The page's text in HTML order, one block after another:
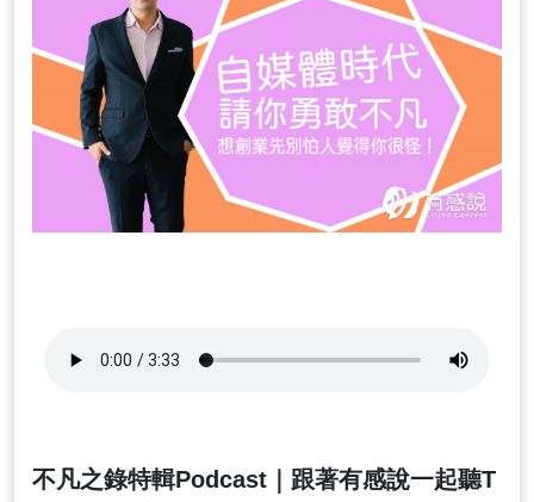
不凡之錄特輯Podcast｜跟著有感說一起聽T